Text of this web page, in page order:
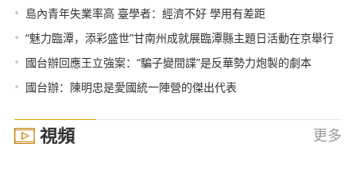
• 島內青年失業率高 臺學者：經濟不好 學用有差距
• “魅力臨潭，添彩盛世”甘南州成就展臨潭縣主題日活動在京舉行
• 國台辦回應王立強案：“騙子變間諜”是反華勢力炮製的劇本
• 國台辦：陳明忠是愛國統一陣營的傑出代表
視頻 更多